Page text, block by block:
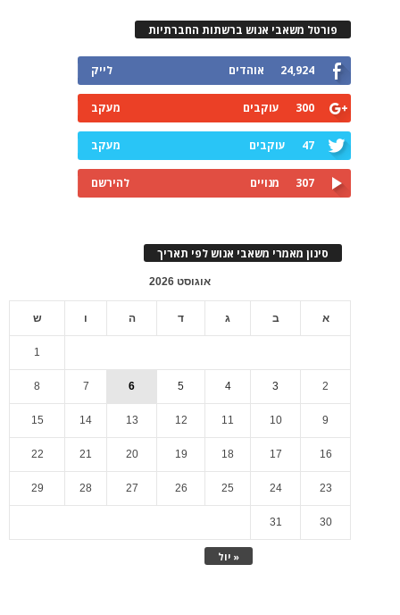
פורטל משאבי אנוש ברשתות החברתיות
24,924 אוהדים לייק
300 עוקבים מעקב
47 עוקבים מעקב
307 מנויים להירשם
סינון מאמרי משאבי אנוש לפי תאריך
אוגוסט 2026
א ב ג ד ה ו ש
« יול
1
2
3
4
5
6
7
8
9
10
11
12
13
14
15
16
17
18
19
20
21
22
23
24
25
26
27
28
29
30
31